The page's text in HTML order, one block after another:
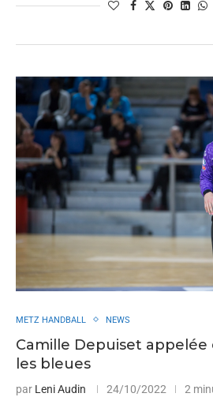
METZ HANDBALL NEWS
Camille Depuiset
les bleues
par Leni Audin 24/10/2022 2